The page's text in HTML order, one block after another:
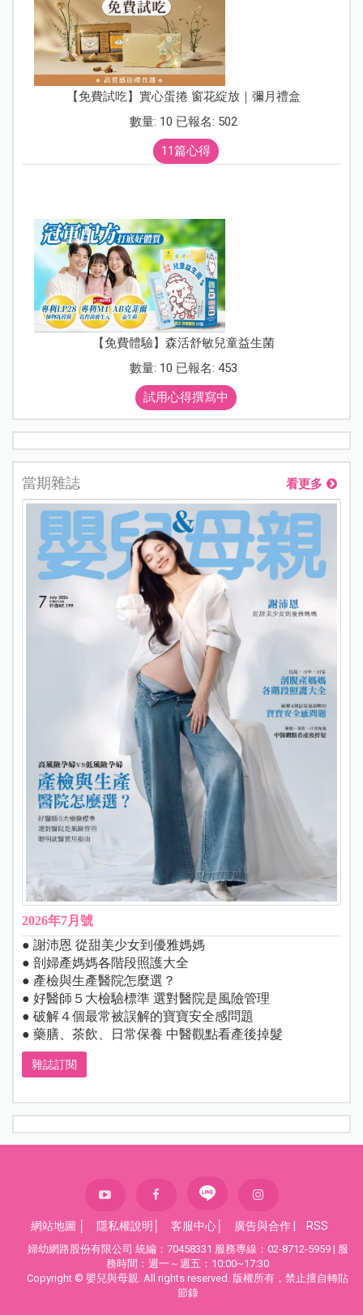
【免費試吃】實心蛋捲 窗花綻放｜彌月禮盒
數量: 10 已報名: 502
11篇心得
【免費體驗】森活舒敏兒童益生菌
數量: 10 已報名: 453
試用心得撰寫中
當期雜誌 看更多
2026年7月號
● 謝沛恩 從甜美少女到優雅媽媽
● 剖婦產媽媽各階段照護大全
● 產檢與生產醫院怎麼選？
● 好醫師５大檢驗標準 選對醫院是風險管理
● 破解４個最常被誤解的寶寶安全感問題
● 藥膳、茶飲、日常保養 中醫觀點看產後掉髮
雜誌訂閱
網站地圖 隱私權說明 客服中心 廣告與合作 RSS
婦幼網路股份有限公司 統編：70458331 服務專線：02-8712-5959 | 服
務時間：週一～週五：10:00~17:30
Copyright © 嬰兒與母親. All rights reserved. 版權所有，禁止擅自轉貼
節錄